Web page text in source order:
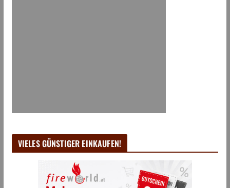
VIELES GÜNSTIGER EINKAUFEN!